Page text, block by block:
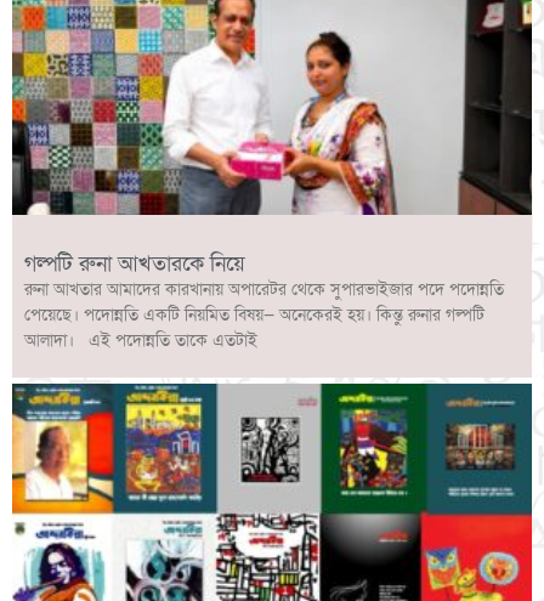
গল্পটি রুনা আখতারকে নিয়ে
রুনা আখতার আমাদের কারখানায় অপারেটর থেকে সুপারভাইজার পদে পদোন্নতি
পেয়েছে। পদোন্নতি একটি নিয়মিত বিষয়— অনেকেরই হয়। কিন্তু রুনার গল্পটি
আলাদা। এই পদোন্নতি তাকে এতটাই